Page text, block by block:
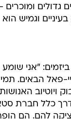
גדולים
וגמיש
ביזמים: "אני
פאל הבאים.
ויוטיוב
כלל חברת
להם. הם